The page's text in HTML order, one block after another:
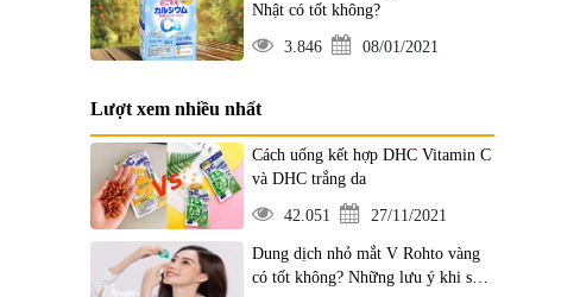
Nhật có tốt không?
3.846 08/01/2021
Lượt xem nhiều nhất
Cách uống kết hợp DHC Vitamin C
và DHC trắng da
42.051 27/11/2021
Dung dịch nhỏ mắt V Rohto vàng
có tốt không? Những lưu ý khi sử